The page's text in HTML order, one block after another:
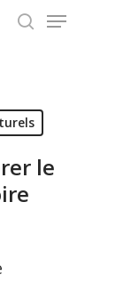
Menu
le